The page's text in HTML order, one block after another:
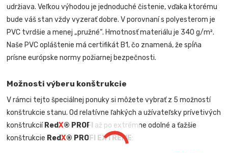
udržiava. Veľkou výhodou je jednoduché čistenie, vďaka ktorému
bude váš stan vždy vyzerať dobre. V porovnaní s polyesterom je
PVC tvrdšie a menej „pružné“. Hmotnosť materiálu je 340 g/m².
Naše PVC opláštenie má certifikát B1, čo znamená, že spĺňa
prísne európske normy požiarnej bezpečnosti.
Možnosti výberu konštrukcie
V rámci tejto špeciálnej ponuky si môžete vybrať z 5 možností
konštrukcie stanu. Od relatívne ľahkých a užívateľsky prívetivých
konštrukcií RedX® PROFI až po extrémne odolné a ťažšie
konštrukcie RedX® PROFI EXTREME: